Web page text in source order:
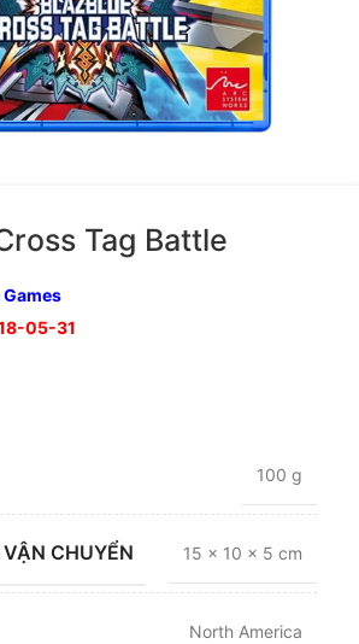
to
Tag Battle
05-31
100 g
CHUYỂN 15 × 10 × 5 cm
North America